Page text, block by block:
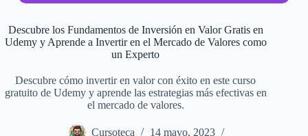
Descubre los Fundamentos de Inversión en Valor Gratis en
Udemy y Aprende a Invertir en el Mercado de Valores como
un Experto
Descubre cómo invertir en valor con éxito en este curso
gratuito de Udemy y aprende las estrategias más efectivas en
el mercado de valores.
Cursoteca
14 mayo, 2023